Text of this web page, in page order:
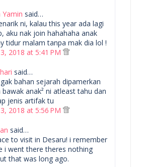
Yamin said…
ni, kalau this year ada lagi
aku nak join hahahaha anak
tidur malam tanpa mak dia lol !
2018 at 5:41 PM
said…
bahan sejarah dipamerkan
bawak anak² ni atleast tahu dan
jenis artifak tu
2018 at 5:56 PM
said…
to visit in Desaru! i remember
i went there theres nothing
that was long ago.